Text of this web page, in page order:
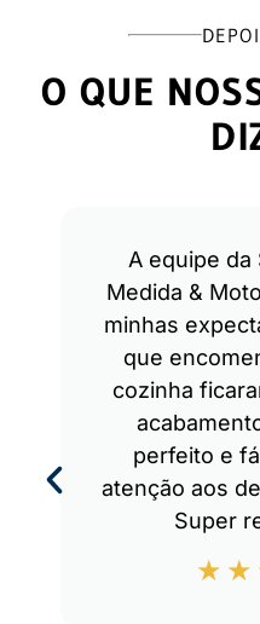
O QUE
A equipe da
Medida &
minhas
que
cozinha
perfeito e
atenção aos
Super